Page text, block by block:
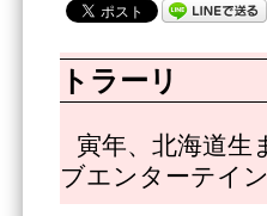
トラーリ
寅年、北海道生
ブエンターテイ